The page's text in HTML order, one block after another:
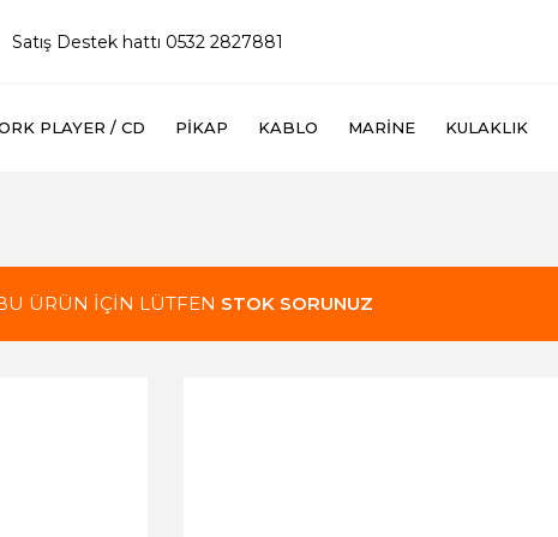
Satış Destek hattı 0532 2827881
PLAYER / CD PIKAP KABLO MARINE KULAKLIK
ÜRÜN İÇİN LÜTFEN STOK SORUNUZ